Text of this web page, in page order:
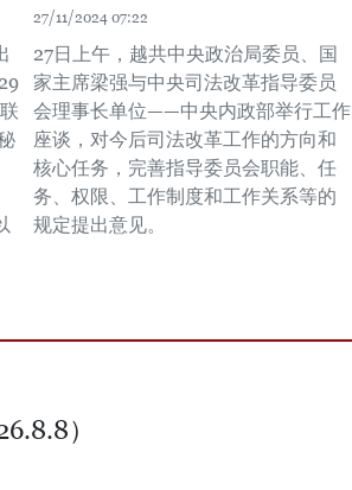
27/11/2024 07:22
27日上午，越共中央政治局委员、国
家主席梁强与中央司法改革指导委员
会理事长单位——中央内政部举行工作
座谈，对今后司法改革工作的方向和
核心任务，完善指导委员会职能、任
务、权限、工作制度和工作关系等的
规定提出意见。
）